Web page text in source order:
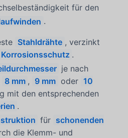
für den
.
Stahldrähte , verzinkt
Korrosionsschutz .
je nach
8 mm , 9 mm oder 10
mit den entsprechenden
.
für schonenden
die Klemm- und